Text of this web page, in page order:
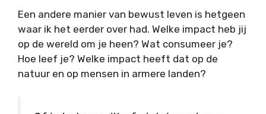
Een andere manier van bewust leven is hetgeen
waar ik het eerder over had. Welke impact heb jij
op de wereld om je heen? Wat consumeer je?
Hoe leef je? Welke impact heeft dat op de
natuur en op mensen in armere landen?